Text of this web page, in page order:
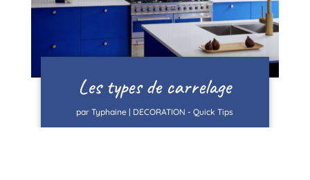
Les types de carrelage
parTyphaine | DECORATION - Quick Tips